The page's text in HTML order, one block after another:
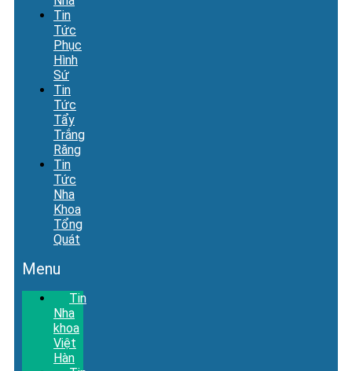
Tin
Tức
Phục
Hình
Sứ
Tin
Tức
Tẩy
Trắng
Răng
Tin
Tức
Nha
Khoa
Tổng
Quát
Menu
Tin
Nha
khoa
Việt
Hàn